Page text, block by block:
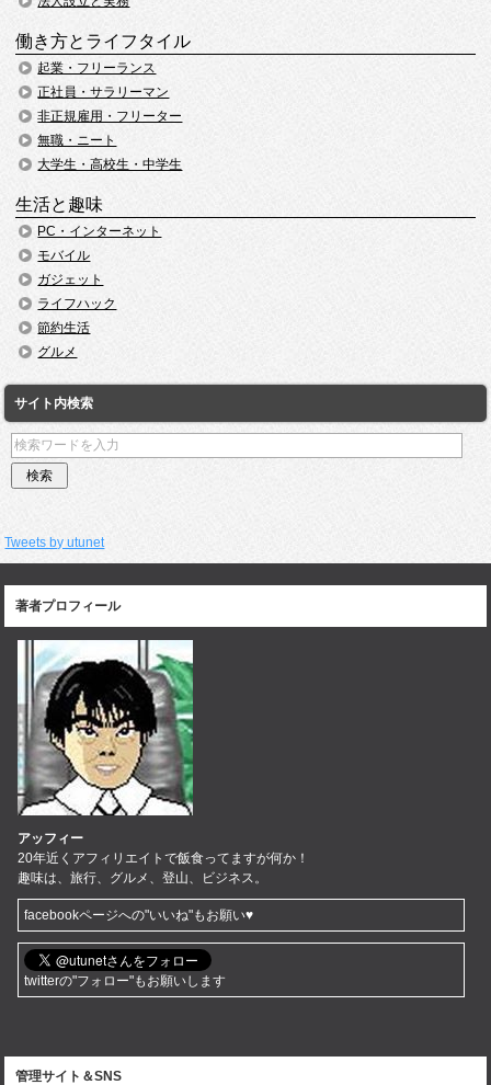
働き方とライフタイル
起業・フリーランス
正社員・サラリーマン
非正規雇用・フリーター
無職・ニート
大学生・高校生・中学生
生活と趣味
PC・インターネット
モバイル
ガジェット
ライフハック
節約生活
グルメ
サイト内検索
Tweets by utunet
著者プロフィール
アッフィー
20年近くアフィリエイトで飯食ってますが何か！
趣味は、旅行、グルメ、登山、ビジネス。
facebookページへの"いいね"もお願い♥
twitterの"フォロー"もお願いします
管理サイト＆SNS